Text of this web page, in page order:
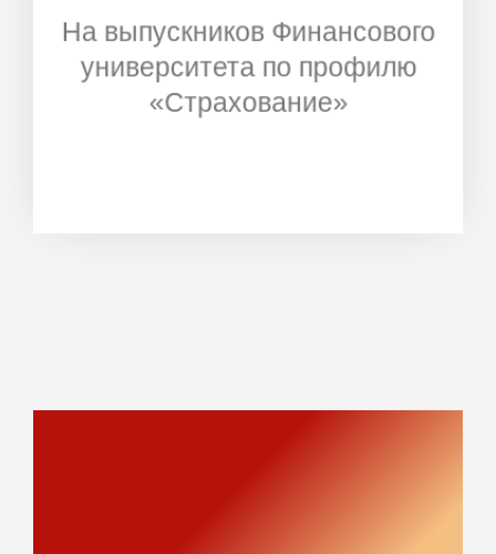
На выпускников Финансового
университета по профилю
«Страхование»